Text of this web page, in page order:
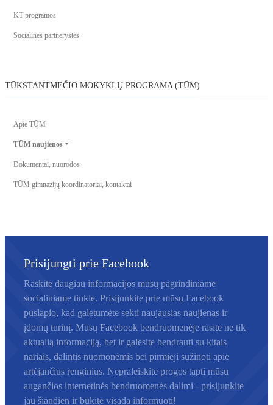
KT programos
Socialinės partnerystės
TŪKSTANTMEČIO MOKYKLŲ PROGRAMA (TŪM)
Apie TŪM
TŪM naujienos
Dokumentai, nuorodos
TŪM gimnazijų koordinatoriai, kontaktai
Prisijungti prie Facebook
Raskite daugiau informacijos mūsų pagrindiniame
socialiniame tinkle. Prisijunkite prie mūsų Facebook
puslapio, kad galėtumėte sekti naujausias naujienas ir
įdomų turinį. Mūsų Facebook bendruomenėje rasite ne tik
aktualią informaciją, bet ir galėsite bendrauti su kitais
nariais, dalintis nuomonėmis bei pirmieji sužinoti apie
artėjančius renginius. Nepraleiskite progos tapti mūsų
augančios internetinės bendruomenės dalimi - prisijunkite
jau šiandien ir būkite visada informuoti!